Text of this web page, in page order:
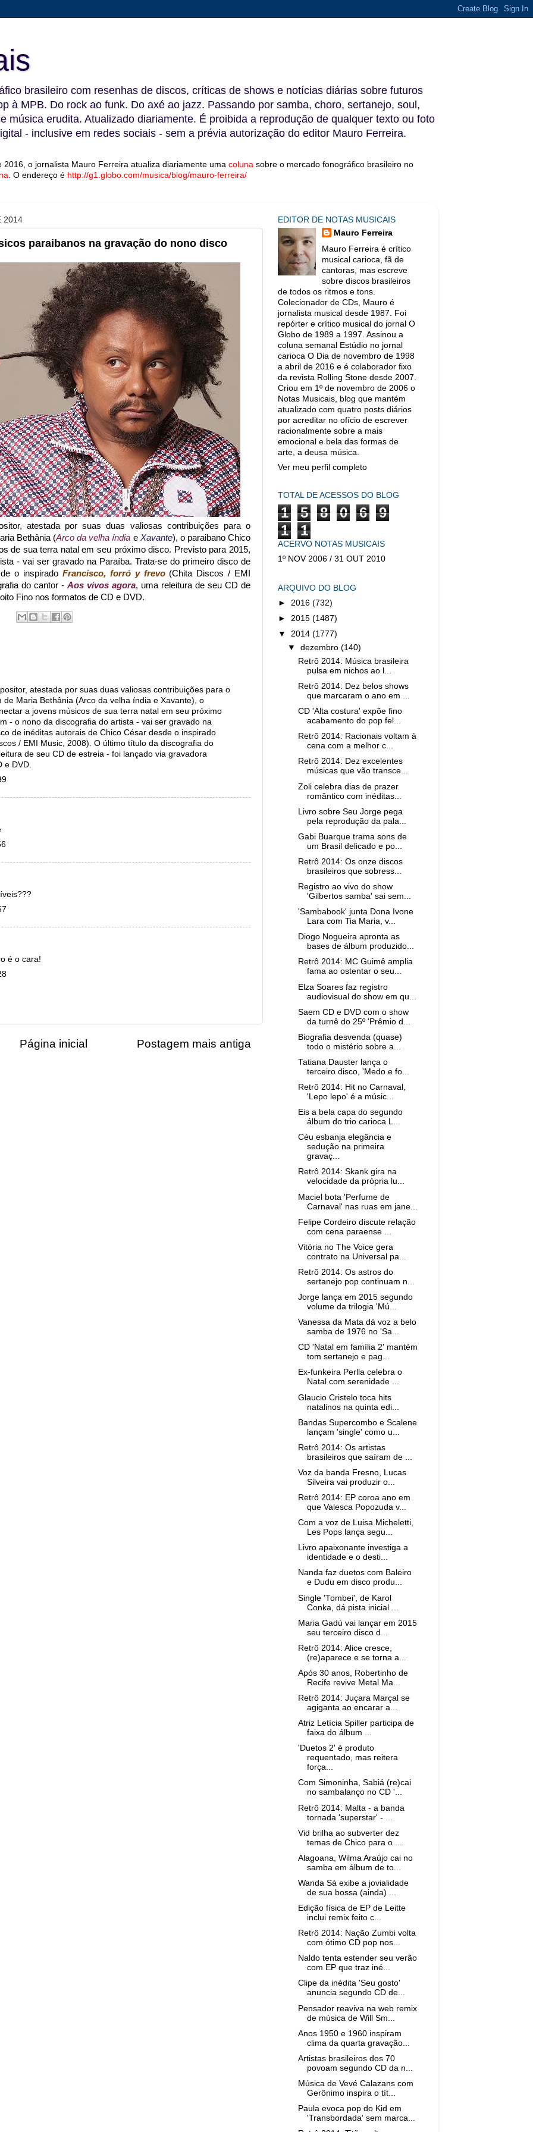
brasileiro com resenhas de discos, críticas de shows e notícias diárias sobre futuros
à MPB. Do rock ao funk. Do axé ao jazz. Passando por samba, choro, sertanejo, soul,
música erudita. Atualizado diariamente. É proibida a reprodução de qualquer texto ou foto
- inclusive em redes sociais - sem a prévia autorização do editor Mauro Ferreira.
o jornalista Mauro Ferreira atualiza diariamente uma coluna sobre o mercado fonográfico brasileiro no
O endereço é http://g1.globo.com/musica/blog/mauro-ferreira/
2014
paraibanos na gravação do nono disco
atestada por suas duas valiosas contribuições para o
Bethânia (Arco da velha índia e Xavante), o paraibano Chico
de sua terra natal em seu próximo disco. Previsto para 2015,
- vai ser gravado na Paraíba. Trata-se do primeiro disco de
o inspirado Francisco, forró y frevo(Chita Discos / EMI
do cantor - Aos vivos agora, uma releitura de seu CD de
Fino nos formatos de CD e DVD.
atestada por suas duas valiosas contribuições para o
Maria Bethânia (Arco da velha índia e Xavante), o
a jovens músicos de sua terra natal em seu próximo
- o nono da discografia do artista - vai ser gravado na
de inéditas autorais de Chico César desde o inspirado
/ EMI Music, 2008). O último título da discografia do
de seu CD de estreia - foi lançado via gravadora
e DVD.
é o cara!
Postagem mais antiga
Página inicial
EDITOR DE NOTAS MUSICAIS
Mauro Ferreira
Mauro Ferreira é crítico
musical carioca, fã de
cantoras, mas escreve
sobre discos brasileiros
de todos os ritmos e tons.
Colecionador de CDs, Mauro é
jornalista musical desde 1987. Foi
repórter e crítico musical do jornal O
Globo de 1989 a 1997. Assinou a
coluna semanal Estúdio no jornal
carioca O Dia de novembro de 1998
a abril de 2016 e é colaborador fixo
da revista Rolling Stone desde 2007.
Criou em 1º de novembro de 2006 o
Notas Musicais, blog que mantém
atualizado com quatro posts diários
por acreditar no ofício de escrever
racionalmente sobre a mais
emocional e bela das formas de
arte, a deusa música.
Ver meu perfil completo
TOTAL DE ACESSOS DO BLOG
1 5 8 0 6
9
1
1
ACERVO NOTAS MUSICAIS
1º NOV 2006 / 31 OUT 2010
ARQUIVO DO BLOG
► 2016 (732)
► 2015 (1487)
▼ 2014 (1777)
▼dezembro(140)
Retrô 2014: Música brasileira
pulsa em nichos ao l...
Retrô 2014: Dez belos shows
que marcaram o ano em ...
CD 'Alta costura' expõe fino
acabamento do pop fel...
Retrô 2014: Racionais voltam à
cena com a melhor c...
Retrô 2014: Dez excelentes
músicas que vão transce...
Zoli celebra dias de prazer
romântico com inéditas...
Livro sobre Seu Jorge pega
pela reprodução da pala...
Gabi Buarque trama sons de
um Brasil delicado e po...
Retrô 2014: Os onze discos
brasileiros que sobress...
Registro ao vivo do show
'Gilbertos samba' sai sem...
'Sambabook' junta Dona Ivone
Lara com Tia Maria, v...
Diogo Nogueira apronta as
bases de álbum produzido...
Retrô 2014: MC Guimê amplia
fama ao ostentar o seu...
Elza Soares faz registro
audiovisual do show em qu...
Saem CD e DVD com o show
da turnê do 25º 'Prêmio d...
Biografia desvenda (quase)
todo o mistério sobre a...
Tatiana Dauster lança o
terceiro disco, 'Medo e fo...
Retrô 2014: Hit no Carnaval,
'Lepo lepo' é a músic...
Eis a bela capa do segundo
álbum do trio carioca L...
Céu esbanja elegância e
sedução na primeira
gravaç...
Retrô 2014: Skank gira na
velocidade da própria lu...
Maciel bota 'Perfume de
Carnaval' nas ruas em jane...
Felipe Cordeiro discute relação
com cena paraense ...
Vitória no The Voice gera
contrato na Universal pa...
Retrô 2014: Os astros do
sertanejo pop continuam n...
Jorge lança em 2015 segundo
volume da trilogia 'Mú...
Vanessa da Mata dá voz a belo
samba de 1976 no 'Sa...
CD 'Natal em família 2' mantém
tom sertanejo e pag...
Ex-funkeira Perlla celebra o
Natal com serenidade ...
Glaucio Cristelo toca hits
natalinos na quinta edi...
Bandas Supercombo e Scalene
lançam 'single' como u...
Retrô 2014: Os artistas
brasileiros que saíram de ...
Voz da banda Fresno, Lucas
Silveira vai produzir o...
Retrô 2014: EP coroa ano em
que Valesca Popozuda v...
Com a voz de Luisa Micheletti,
Les Pops lança segu...
Livro apaixonante investiga a
identidade e o desti...
Nanda faz duetos com Baleiro
e Dudu em disco produ...
Single 'Tombei', de Karol
Conka, dá pista inicial ...
Maria Gadú vai lançar em 2015
seu terceiro disco d...
Retrô 2014: Alice cresce,
(re)aparece e se torna a...
Após 30 anos, Robertinho de
Recife revive Metal Ma...
Retrô 2014: Juçara Marçal se
agiganta ao encarar a...
Atriz Letícia Spiller participa de
faixa do álbum ...
'Duetos 2' é produto
requentado, mas reitera
força...
Com Simoninha, Sabiá (re)cai
no sambalanço no CD '...
Retrô 2014: Malta - a banda
tornada 'superstar' - ...
Vid brilha ao subverter dez
temas de Chico para o ...
Alagoana, Wilma Araújo cai no
samba em álbum de to...
Wanda Sá exibe a jovialidade
de sua bossa (ainda) ...
Edição física de EP de Leitte
inclui remix feito c...
Retrô 2014: Nação Zumbi volta
com ótimo CD pop nos...
Naldo tenta estender seu verão
com EP que traz iné...
Clipe da inédita 'Seu gosto'
anuncia segundo CD de...
Pensador reaviva na web remix
de música de Will Sm...
Anos 1950 e 1960 inspiram
clima da quarta gravação...
Artistas brasileiros dos 70
povoam segundo CD da n...
Música de Vevé Calazans com
Gerônimo inspira o tít...
Paula evoca pop do Kid em
'Transbordada' sem marca...